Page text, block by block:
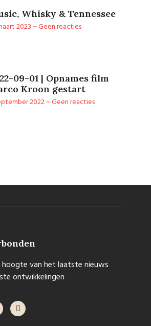
Whisky & Tennessee
2023 Geen reacties
09-01 | Opnames film
Kroon gestart
2022 Geen reacties
van het laatste nieuws
ontwikkelingen